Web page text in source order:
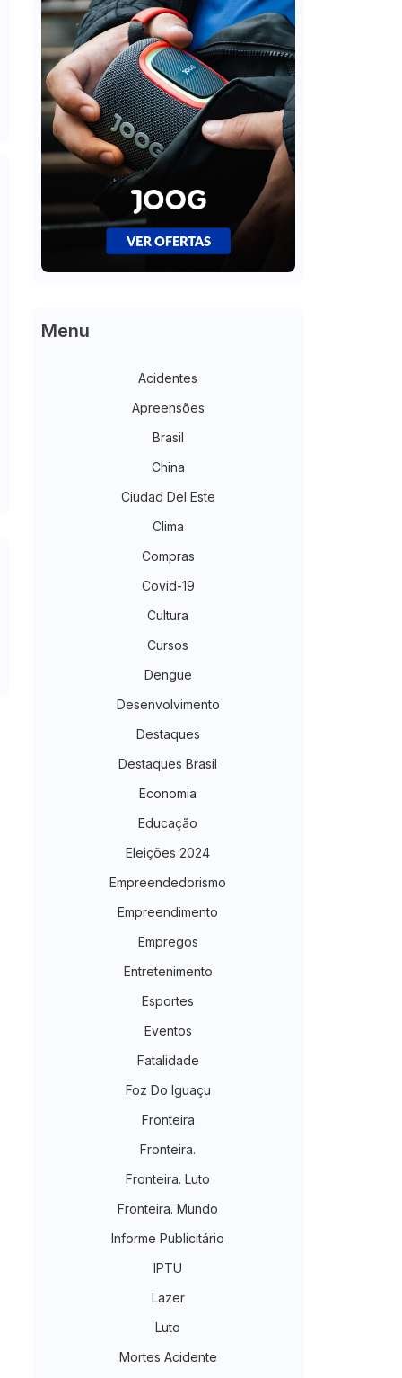
Menu
Acidentes
Apreensões
Brasil
China
Ciudad Del Este
Clima
Compras
Covid-19
Cultura
Cursos
Dengue
Desenvolvimento
Destaques
Destaques Brasil
Economia
Educação
Eleições 2024
Empreendedorismo
Empreendimento
Empregos
Entretenimento
Esportes
Eventos
Fatalidade
Foz Do Iguaçu
Fronteira
Fronteira.
Fronteira. Luto
Fronteira. Mundo
Informe Publicitário
IPTU
Lazer
Luto
Mortes Acidente